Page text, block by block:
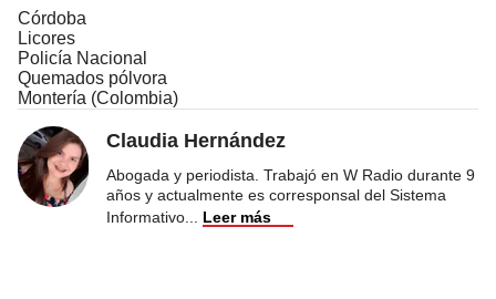
Córdoba
Licores
Policía Nacional
Quemados pólvora
Montería (Colombia)
Claudia Hernández
Abogada y periodista. Trabajó en W Radio durante 9
años y actualmente es corresponsal del Sistema
Informativo
Leer más